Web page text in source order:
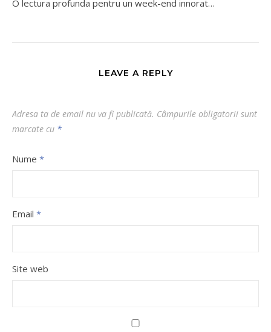
O lectura profunda pentru un week-end innorat…
LEAVE A REPLY
Adresa ta de email nu va fi publicată. Câmpurile obligatorii sunt
marcate cu *
Nume *
Email *
Site web